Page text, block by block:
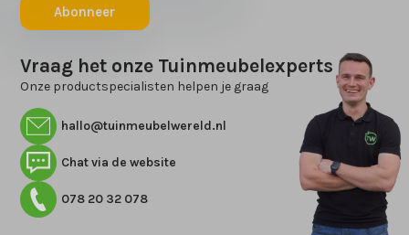
Abonneer
Vraag het onze Tuinmeubelexperts
Onze productspecialisten helpen je graag
hallo@tuinmeubelwereld.nl
Chat via de website
078 20 32 078